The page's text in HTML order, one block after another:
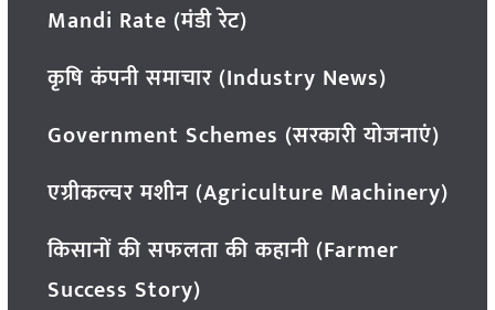
Mandi Rate (मंडी रेट)
कृषि कंपनी समाचार (Industry News)
Government Schemes (सरकारी योजनाएं)
एग्रीकल्चर मशीन (Agriculture Machinery)
किसानों की सफलता की कहानी (Farmer
Success Story)